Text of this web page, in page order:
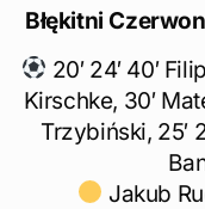
Błękitni
20′ 24′ 40′
Kirschke, 30′
Trzybiński, 25′
Jakub